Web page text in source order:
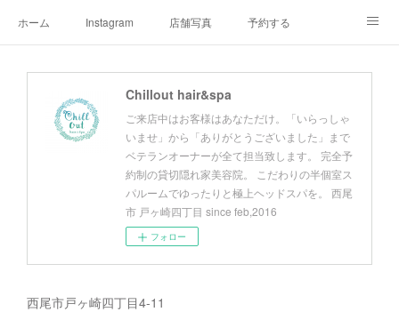
ホーム Instagram 店舗写真 予約する
チルアウトの極上ヘッドスパ
Chillout hair&spa
ご来店中はお客様はあなただけ。「いらっしゃ
いませ」から「ありがとうございました」まで
ベテランオーナーが全て担当致します。 完全予
約制の貸切隠れ家美容院。 こだわりの半個室ス
パルームでゆったりと極上ヘッドスパを。 西尾
市 戸ヶ崎四丁目 since feb,2016
フォロー
西尾市戸ヶ崎四丁目4-11